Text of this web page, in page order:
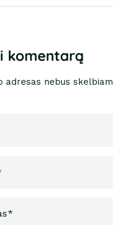
komentarą
adresas nebus